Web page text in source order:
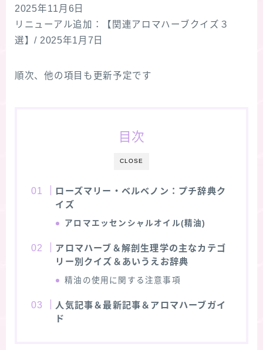
2025年11月6日
リニューアル追加：【関連アロマハーブクイズ３
選】/ 2025年1月7日
順次、他の項目も更新予定です
CLOSE
目次
ローズマリー・ベルベノン：プチ辞典ク
イズ
アロマエッセンシャルオイル(精油)
アロマハーブ＆解剖生理学の主なカテゴ
リー別クイズ＆あいうえお辞典
精油の使用に関する注意事項
人気記事＆最新記事＆アロマハーブガイ
ド